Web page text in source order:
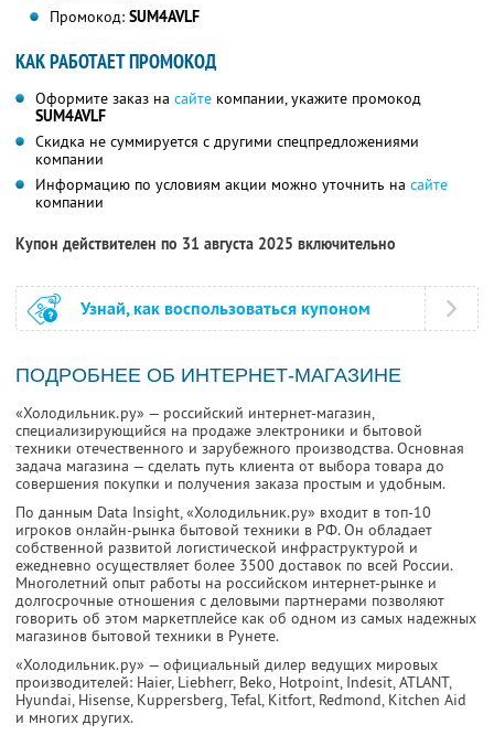
Промокод: SUM4AVLF
КАК РАБОТАЕТ ПРОМОКОД
Оформите заказ на сайте компании, укажите промокод
SUM4AVLF
Скидка не суммируется с другими спецпредложениями
компании
Информацию по условиям акции можно уточнить на сайте
компании
Купон действителен по 31 августа 2025 включительно
Узнай, как воспользоваться купоном
ПОДРОБНЕЕ ОБ ИНТЕРНЕТ-МАГАЗИНЕ
«Холодильник.ру» — российский интернет-магазин,
специализирующийся на продаже электроники и бытовой
техники отечественного и зарубежного производства. Основная
задача магазина — сделать путь клиента от выбора товара до
совершения покупки и получения заказа простым и удобным.
По данным Data Insight, «Холодильник.ру» входит в топ-10
игроков онлайн-рынка бытовой техники в РФ. Он обладает
собственной развитой логистической инфраструктурой и
ежедневно осуществляет более 3500 доставок по всей России.
Многолетний опыт работы на российском интернет-рынке и
долгосрочные отношения с деловыми партнерами позволяют
говорить об этом маркетплейсе как об одном из самых надежных
магазинов бытовой техники в Рунете.
«Холодильник.ру» — официальный дилер ведущих мировых
производителей: Haier, Liebherr, Beko, Hotpoint, Indesit, ATLANT,
Hyundai, Hisense, Kuppersberg, Tefal, Kitfort, Redmond, Kitchen Aid
и многих других.